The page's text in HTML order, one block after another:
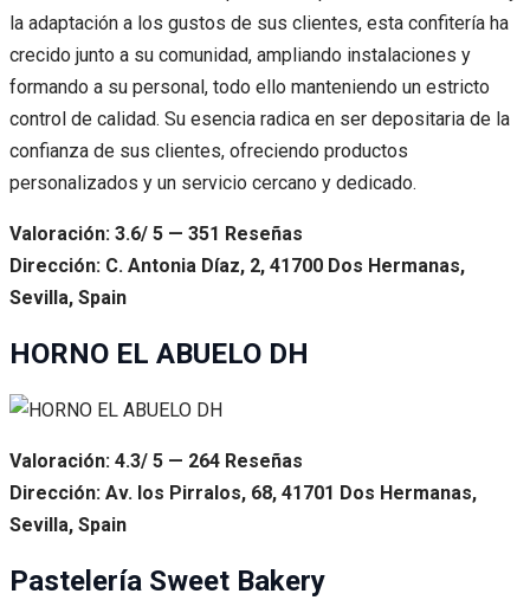
la adaptación a los gustos de sus clientes, esta confitería ha
crecido junto a su comunidad, ampliando instalaciones y
formando a su personal, todo ello manteniendo un estricto
control de calidad. Su esencia radica en ser depositaria de la
confianza de sus clientes, ofreciendo productos
personalizados y un servicio cercano y dedicado.
Valoración: 3.6/ 5 — 351 Reseñas
Dirección: C. Antonia Díaz, 2, 41700 Dos Hermanas,
Sevilla, Spain
HORNO EL ABUELO DH
Valoración: 4.3/ 5 — 264 Reseñas
Dirección: Av. los Pirralos, 68, 41701 Dos Hermanas,
Sevilla, Spain
Pastelería Sweet Bakery